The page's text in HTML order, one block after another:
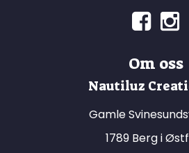
Om oss
Nautiluz
Gamle
1789 Berg i